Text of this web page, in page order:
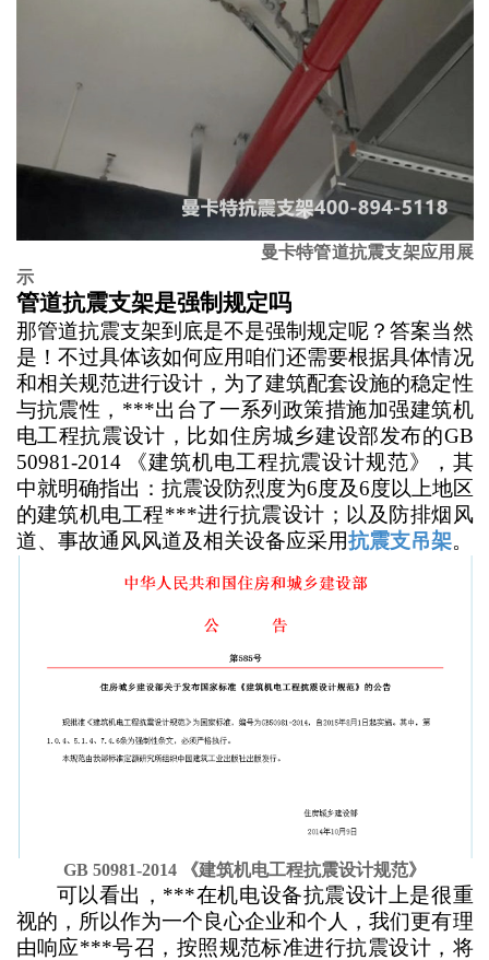
曼卡特管道抗震支架应用展
示
管道抗震支架是强制规定吗
那管道抗震支架到底是不是强制规定呢？答案当然
是！不过具体该如何应用咱们还需要根据具体情况
和相关规范进行设计，为了建筑配套设施的稳定性
与抗震性，***出台了一系列政策措施加强建筑机
电工程抗震设计，比如住房城乡建设部发布的GB
50981-2014 《建筑机电工程抗震设计规范》，其
中就明确指出：抗震设防烈度为6度及6度以上地区
的建筑机电工程***进行抗震设计；以及防排烟风
道、事故通风风道及相关设备应采用抗震支吊架。
GB 50981-2014 《建筑机电工程抗震设计规范》
可以看出，***在机电设备抗震设计上是很重
视的，所以作为一个良心企业和个人，我们更有理
由响应***号召，按照规范标准进行抗震设计，将